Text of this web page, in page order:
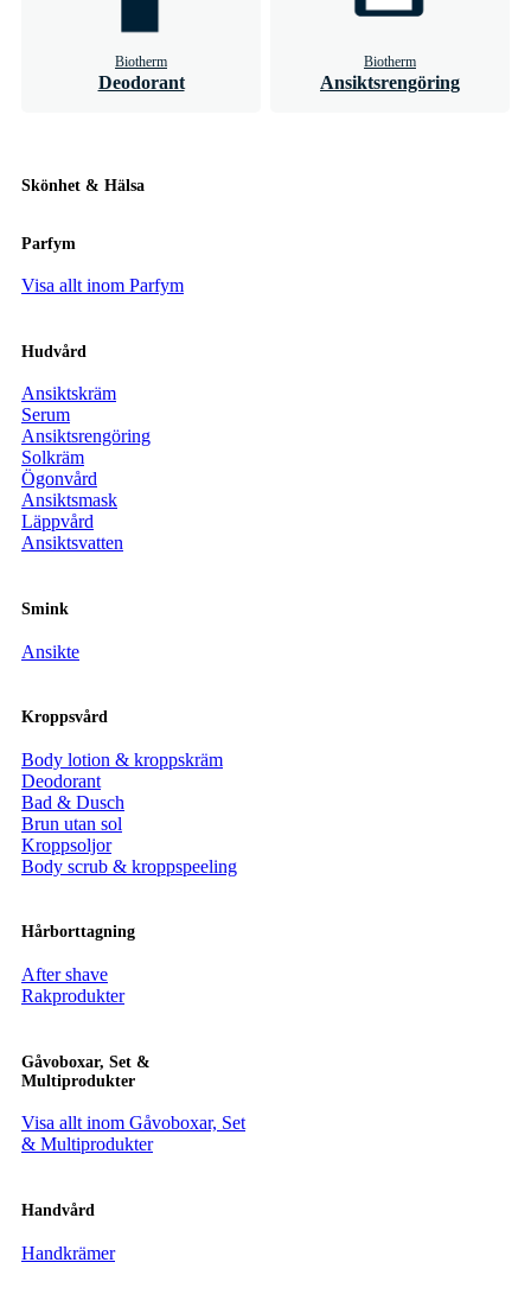
Biotherm
Deodorant
Biotherm
Ansiktsrengöring
Skönhet & Hälsa
Parfym
Visa allt inom Parfym
Hudvård
Ansiktskräm
Serum
Ansiktsrengöring
Solkräm
Ögonvård
Ansiktsmask
Läppvård
Ansiktsvatten
Smink
Ansikte
Kroppsvård
Body lotion & kroppskräm
Deodorant
Bad & Dusch
Brun utan sol
Kroppsoljor
Body scrub & kroppspeeling
Hårborttagning
After shave
Rakprodukter
Gåvoboxar, Set &
Multiprodukter
Visa allt inom Gåvoboxar, Set
& Multiprodukter
Handvård
Handkrämer